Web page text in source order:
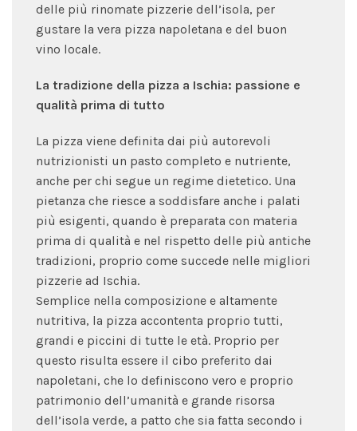
delle più rinomate pizzerie dell’isola, per
gustare la vera pizza napoletana e del buon
vino locale.
La tradizione della pizza a Ischia: passione e
qualità prima di tutto
La pizza viene definita dai più autorevoli
nutrizionisti un pasto completo e nutriente,
anche per chi segue un regime dietetico. Una
pietanza che riesce a soddisfare anche i palati
più esigenti, quando è preparata con materia
prima di qualità e nel rispetto delle più antiche
tradizioni, proprio come succede nelle migliori
pizzerie ad Ischia.
Semplice nella composizione e altamente
nutritiva, la pizza accontenta proprio tutti,
grandi e piccini di tutte le età. Proprio per
questo risulta essere il cibo preferito dai
napoletani, che lo definiscono vero e proprio
patrimonio dell’umanità e grande risorsa
dell’isola verde, a patto che sia fatta secondo i